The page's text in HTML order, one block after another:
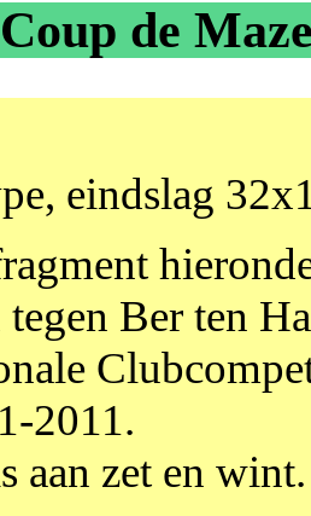
de
eindslag
Ber ten
2011.
aan zet en wint.